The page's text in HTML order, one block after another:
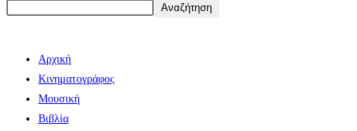
Αναζήτηση
Αρχική
Κινηματογράφος
Μουσική
Βιβλία